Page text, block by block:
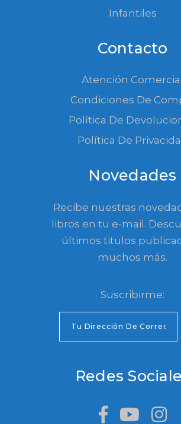
Infantiles
Contacto
Atención Comercial
Condiciones De
Política De
Política De
Novedades
Recibe nuestras
libros en tu e-mail.
últimos titulos
muchos más.
Suscribirme:
Redes